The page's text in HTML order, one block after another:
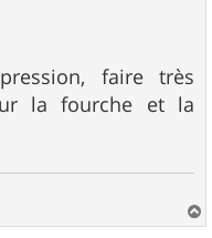
faire très
la fourche et la
a